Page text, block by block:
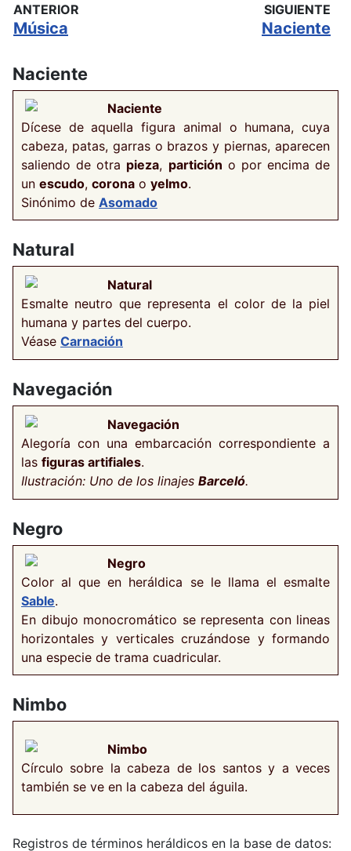
ANTERIOR
Música
SIGUIENTE
Naciente
Naciente
Naciente
Dícese de aquella figura animal o humana, cuya
cabeza, patas, garras o brazos y piernas, aparecen
saliendo de otra pieza, partición o por encima de
un escudo, corona o yelmo.
Sinónimo de Asomado
Natural
Natural
Esmalte neutro que representa el color de la piel
humana y partes del cuerpo.
Véase Carnación
Navegación
Navegación
Alegoría con una embarcación correspondiente a
las figuras artifiales.
Ilustración: Uno de los linajes Barceló.
Negro
Negro
Color al que en heráldica se le llama el esmalte
Sable.
En dibujo monocromático se representa con lineas
horizontales y verticales cruzándose y formando
una especie de trama cuadricular.
Nimbo
Nimbo
Círculo sobre la cabeza de los santos y a veces
también se ve en la cabeza del águila.
Registros de términos heráldicos en la base de datos: